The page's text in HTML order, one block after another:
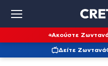
Ακούστε
Δείτε Ζωντανά